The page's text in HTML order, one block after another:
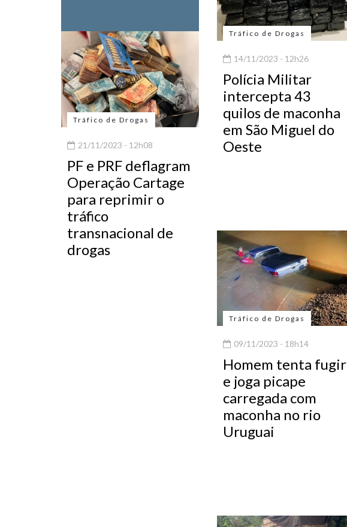
Tráfico de Drogas
21/11/2023 - 12h08
PF e PRF deflagram
Operação Cartage
para reprimir o
tráfico
transnacional de
drogas
Tráfico de Drogas
14/11/2023 - 12h26
Polícia Militar
intercepta 43
quilos de maconha
em São Miguel do
Oeste
Tráfico de Drogas
09/11/2023 - 18h14
Homem tenta fugir
e joga picape
carregada com
maconha no rio
Uruguai